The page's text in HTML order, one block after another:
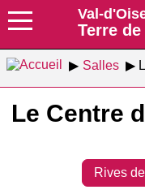
Val-
Terre
Salles
Le Centre
Rives